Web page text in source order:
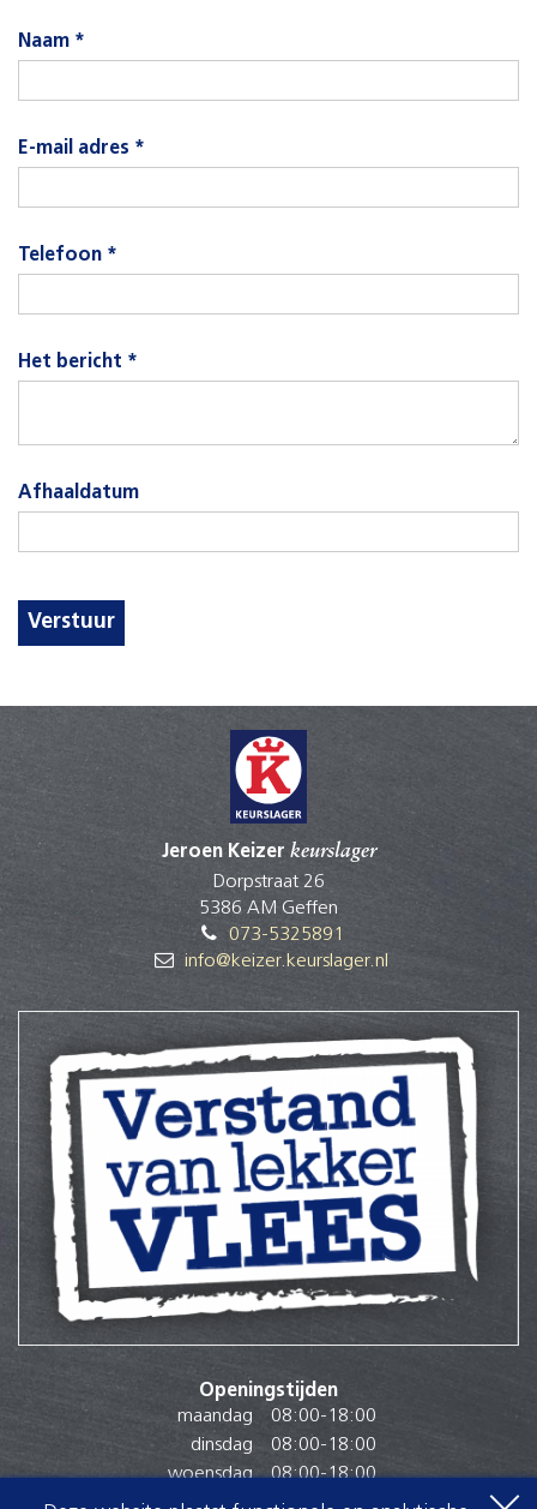
Naam *
E-mail adres *
Telefoon *
Het bericht *
Afhaaldatum
Verstuur
Jeroen Keizer keurslager
Dorpstraat 26
5386 AM Geffen
073-5325891
info@keizer.keurslager.nl
Openingstijden
maandag
08:00-18:00
dinsdag
08:00-18:00
woensdag
08:00-18:00
donderdag
08:00 -